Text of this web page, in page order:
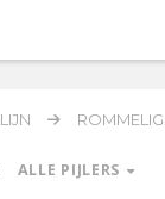
ALLE PIJLERS